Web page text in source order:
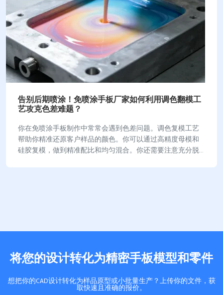
告别后期喷涂！免喷涂手板厂家如何利用调色翻模工
艺攻克色差难题？
你在免喷涂手板制作中常常会遇到色差问题。调色复模工艺
帮助你精准还原客户样品的颜色。你可以通过高精度母模和
硅胶复模，做到精准配比和均匀混合。你还需要注意充分脱
将您的设计转化为精密手板模型和零件
想把你的CAD设计转化为样品原型或小批量生产？上传你的文件，获
取快速且准确的报价。